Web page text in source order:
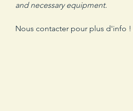
and necessary equipment.
Nous contacter pour plus d'info